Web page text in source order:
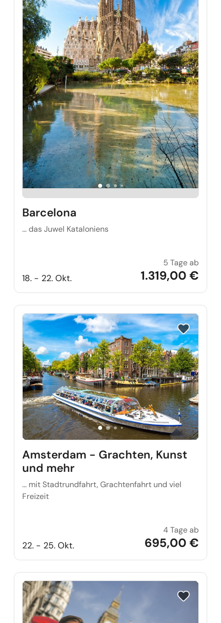
Barcelona
… das Juwel Kataloniens
18. - 22. Okt.
5 Tage ab
1.319,00 €
Reise auf
Amsterdam - Grachten, Kunst
und mehr
... mit Stadtrundfahrt, Grachtenfahrt und viel
Freizeit
22. - 25. Okt.
4 Tage ab
695,00 €
Reise auf